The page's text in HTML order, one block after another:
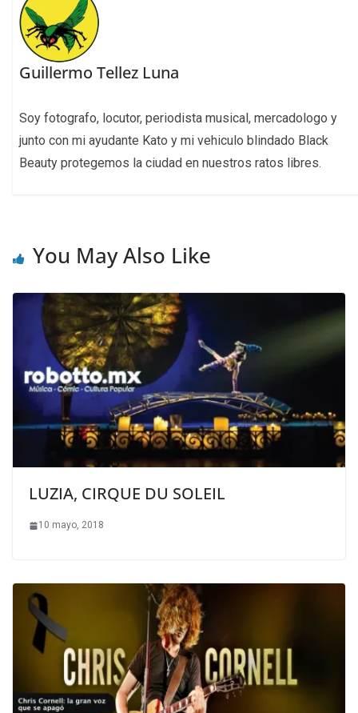
Guillermo Tellez Luna
Soy fotografo, locutor, periodista musical, mercadologo y
junto con mi ayudante Kato y mi vehiculo blindado Black
Beauty protegemos la ciudad en nuestros ratos libres.
You May Also Like
LUZIA, CIRQUE DU SOLEIL
10 mayo, 2018